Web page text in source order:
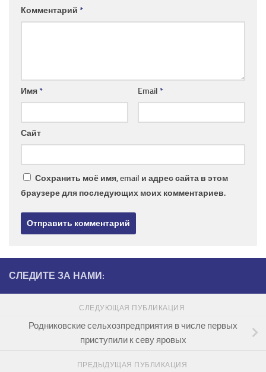
Комментарий *
Имя* Email *
Сайт
Сохранить моё имя, email и адрес сайта в этом
браузере для последующих моих комментариев.
СЛЕДИТЕ ЗА НАМИ:
СЛЕДУЮЩАЯ ПУБЛИКАЦИЯ
Родниковские сельхозпредприятия в числе первых
приступили к севу яровых
ПРЕДЫДУЩАЯ ПУБЛИКАЦИЯ